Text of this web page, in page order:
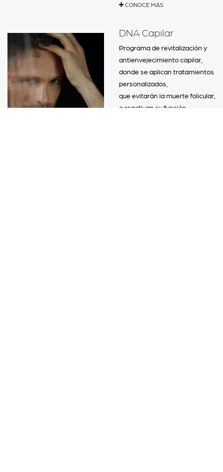
CONOCE MÁS
DNA Capilar
Programa de revitalización y
antienvejecimiento capilar,
donde se aplican tratamientos
personalizados,
que evitarán la muerte folicular,
o reactivan su función